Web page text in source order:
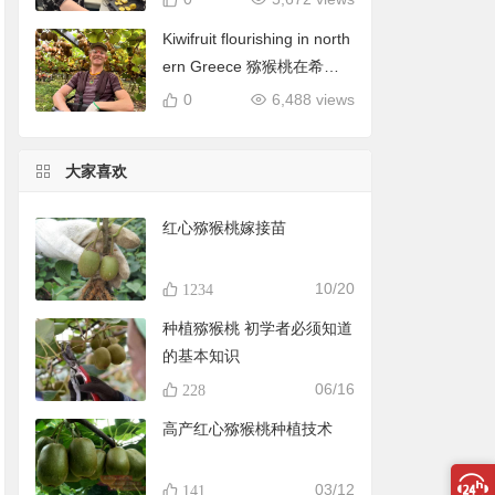
Kiwifruit flourishing in north
ern Greece 猕猴桃在希腊
北部蓬勃发展
6,488 views
0
大家喜欢
红心猕猴桃嫁接苗
1234 10/20
种植猕猴桃 初学者必须知道
的基本知识
228 06/16
高产红心猕猴桃种植技术
141 03/12